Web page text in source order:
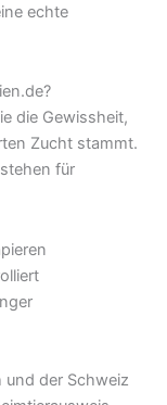
echte
die Gewissheit,
Zucht stammt.
für
und der Schweiz